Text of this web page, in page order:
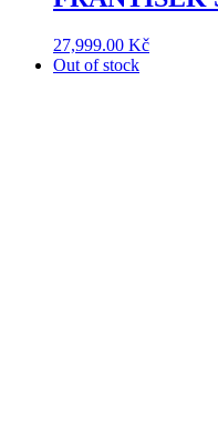
27,999.00 Kč
Out of stock